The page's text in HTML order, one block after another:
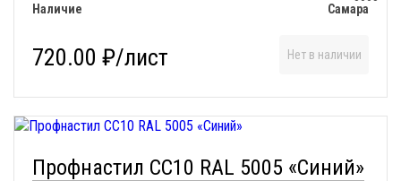
Наличие
Самара
720.00 ₽/лист Нет в наличии
Профнастил СС10 RAL 5005 «Синий»